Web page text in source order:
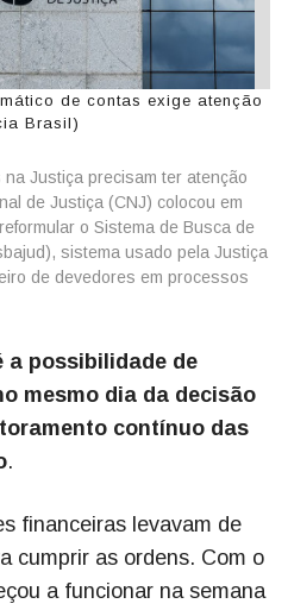
de contas exige atenção
Brasil)
Justiça precisam ter atenção
de Justiça (CNJ) colocou em
o Sistema de Busca de
sistema usado pela Justiça
de devedores em processos
a possibilidade de
mesmo dia da decisão
contínuo das
.
financeiras levavam de
cumprir as ordens. Com o
a funcionar na semana